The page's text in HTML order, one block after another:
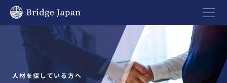
人材を探している方へ